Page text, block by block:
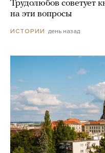
Трудолюбов советует
на эти вопросы
ИСТОРИИ день назад